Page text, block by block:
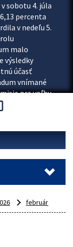
sobotu 4. júla
percenta
v nedeľu 5.
malo
výsledky
účasť
vnímané
pre voľby
február